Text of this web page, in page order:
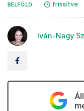
BELFÖLD frissítve
Iván-Nagy